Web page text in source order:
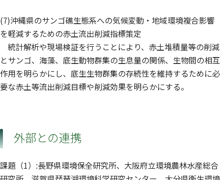
(7)沖縄県のサンゴ礁生態系への気候変動・地域環境複合影響
を軽減するための赤土流出削減指標策定
統計解析や現場検証を行うことにより、赤土堆積量等の削減
とサンゴ、海藻、底生動物群集の生息量の関係、生物間の相互
作用を明らかにし、底生生物群集の存続性を維持するために必
要な赤土等流出削減目標や削減効果を明らかにする。
外部との連携
課題（1）:長野県環境保全研究所、大阪府立環境農林水産総合